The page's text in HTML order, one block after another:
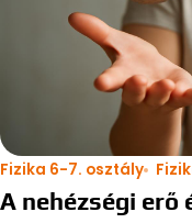
Fizika 6-7. osztály
A nehézségi erő